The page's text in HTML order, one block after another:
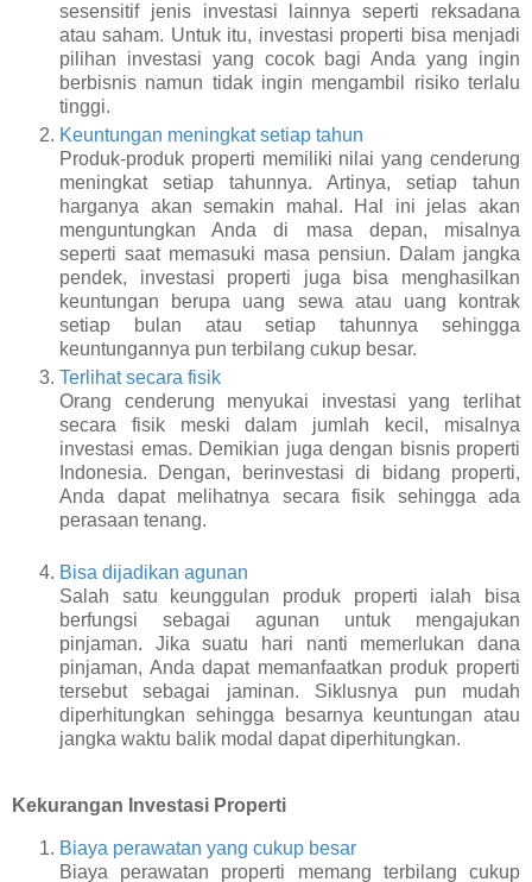
sesensitif jenis investasi lainnya seperti reksadana
atau saham. Untuk itu, investasi properti bisa menjadi
pilihan investasi yang cocok bagi Anda yang ingin
berbisnis namun tidak ingin mengambil risiko terlalu
tinggi.
Keuntungan meningkat setiap tahun
Produk-produk properti memiliki nilai yang cenderung
meningkat setiap tahunnya. Artinya, setiap tahun
harganya akan semakin mahal. Hal ini jelas akan
menguntungkan Anda di masa depan, misalnya
seperti saat memasuki masa pensiun. Dalam jangka
pendek, investasi properti juga bisa menghasilkan
keuntungan berupa uang sewa atau uang kontrak
setiap bulan atau setiap tahunnya sehingga
keuntungannya pun terbilang cukup besar.
Terlihat secara fisik
Orang cenderung menyukai investasi yang terlihat
secara fisik meski dalam jumlah kecil, misalnya
investasi emas. Demikian juga dengan bisnis properti
Indonesia. Dengan, berinvestasi di bidang properti,
Anda dapat melihatnya secara fisik sehingga ada
perasaan tenang.
Bisa dijadikan agunan
Salah satu keunggulan produk properti ialah bisa
berfungsi sebagai agunan untuk mengajukan
pinjaman. Jika suatu hari nanti memerlukan dana
pinjaman, Anda dapat memanfaatkan produk properti
tersebut sebagai jaminan. Siklusnya pun mudah
diperhitungkan sehingga besarnya keuntungan atau
jangka waktu balik modal dapat diperhitungkan.
Kekurangan Investasi Properti
Biaya perawatan yang cukup besar
Biaya perawatan properti memang terbilang cukup